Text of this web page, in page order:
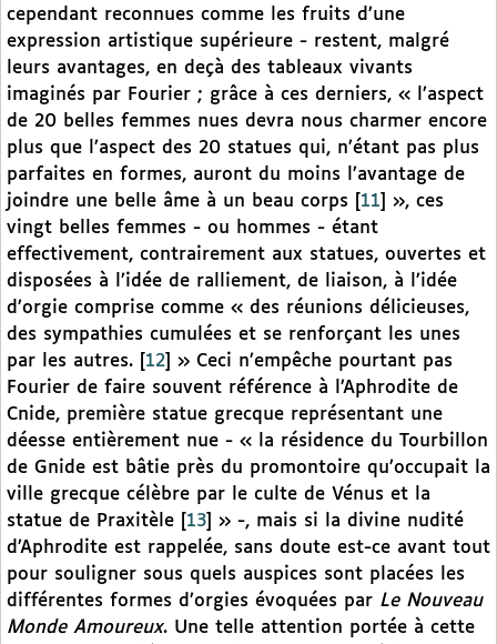
cependant reconnues comme les fruits d’une
expression artistique supérieure - restent, malgré
leurs avantages, en deçà des tableaux vivants
imaginés par Fourier ; grâce à ces derniers, « l’aspect
de 20 belles femmes nues devra nous charmer encore
plus que l’aspect des 20 statues qui, n’étant pas plus
parfaites en formes, auront du moins l’avantage de
joindre une belle âme à un beau corps
11
», ces
vingt belles femmes - ou hommes - étant
effectivement, contrairement aux statues, ouvertes et
disposées à l’idée de ralliement, de liaison, à l’idée
d’orgie comprise comme « des réunions délicieuses,
des sympathies cumulées et se renforçant les unes
par les autres.
12
» Ceci n’empêche pourtant pas
Fourier de faire souvent référence à l’Aphrodite de
Cnide, première statue grecque représentant une
déesse entièrement nue - « la résidence du Tourbillon
de Gnide est bâtie près du promontoire qu’occupait la
ville grecque célèbre par le culte de Vénus et la
statue de Praxitèle
13
» -, mais si la divine nudité
d’Aphrodite est rappelée, sans doute est-ce avant tout
pour souligner sous quels auspices sont placées les
différentes formes d’orgies évoquées par Le Nouveau
Monde Amoureux. Une telle attention portée à cette